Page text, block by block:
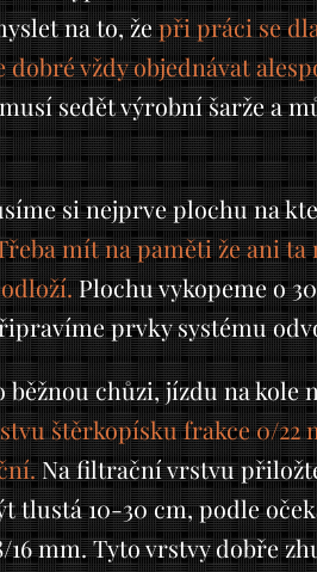
na to, žepři práci se
vždy objednávat
sedět výrobní šarže a
si nejprve plochu na
mít na paměti že ani
Plochu vykopeme o
prvky systému
chůzi, jízdu na kole
štěrkopísku frakce 0/22
Na filtrační vrstvu
tlustá 10-30 cm, podle
mm. Tyto vrstvy dobře